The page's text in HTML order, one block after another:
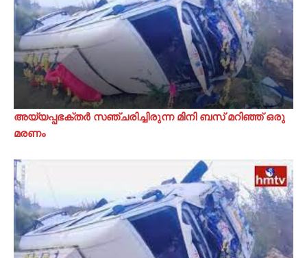
അയ്യപ്പഭക്തർ സഞ്ചരിച്ചിരുന്ന മിനി ബസ് മറിഞ്ഞ് ഒരു
മരണം